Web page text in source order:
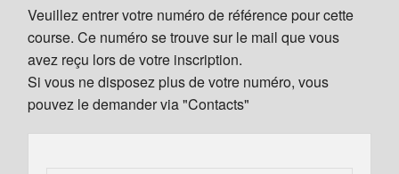
Préinscrits
Informations
Veuillez entrer votre numéro de référence pour cette
course. Ce numéro se trouve sur le mail que vous
avez reçu lors de votre inscription.
Si vous ne disposez plus de votre numéro, vous
pouvez le demander via "Contacts"